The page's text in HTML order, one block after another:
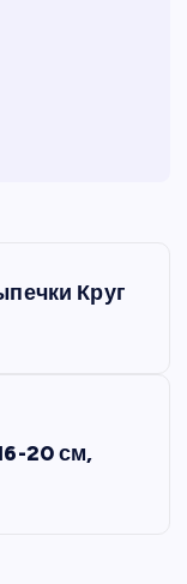
Круг
20 см,